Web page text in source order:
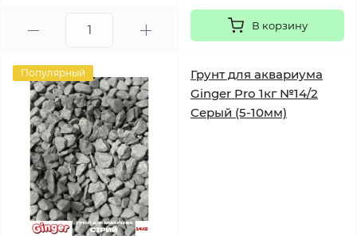
В корзину
Популярный
Грунт для аквариума
Ginger Pro 1кг №14/2
Серый (5-10мм)